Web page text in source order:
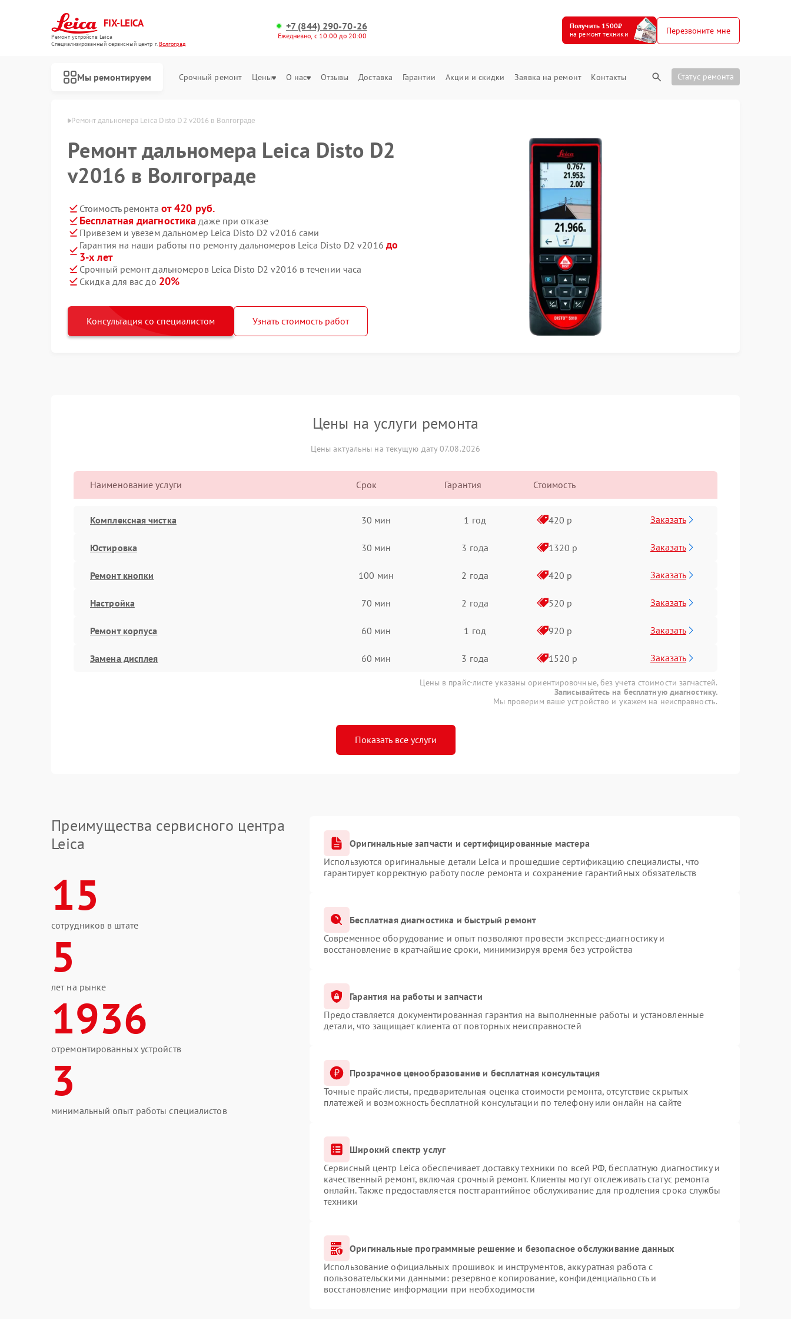
FIX-LEICA
Ремонт устройств Leica
Специализированный cервисный центр г.Волгоград
+7 (844) 290-70-26
Ежедневно, с 10:00 до 20:00
Получить 1500₽
на ремонт техники
Перезвоните мне
Мы ремонтируем Срочный ремонт Цены О нас Отзывы Доставка Гарантии Акции и скидки Заявка на ремонт Контакты Статус ремонта
Leica в Волгограде Ремонт дальномера Leica Disto D2 v2016 в Волгограде
Ремонт дальномера Leica Disto D2
v2016 в Волгограде
Стоимость ремонта от 420 руб.
Бесплатная диагностика даже при отказе
Привезем и увезем дальномер Leica Disto D2 v2016 сами
Гарантия на наши работы по ремонту дальномеров Leica Disto D2 v2016 до
3-х лет
Срочный ремонт дальномеров Leica Disto D2 v2016 в течении часа
Скидка для вас до 20%
Консультация со специалистом Узнать стоимость работ
Цены на услуги ремонта
Цены актуальны на текущую дату 07.08.2026
Наименование услуги Срок Гарантия Стоимость
Комплексная чистка 30 мин 1 год 420 р Заказать
Юстировка 30 мин 3 года 1320 р Заказать
Ремонт кнопки 100 мин 2 года 420 р Заказать
Настройка 70 мин 2 года 520 р Заказать
Ремонт корпуса 60 мин 1 год 920 р Заказать
Замена дисплея 60 мин 3 года 1520 р Заказать
Цены в прайс-листе указаны ориентировочные, без учета стоимости запчастей.
Записывайтесь на бесплатную диагностику.
Мы проверим ваше устройство и укажем на неисправность.
Показать все услуги
Преимущества сервисного центра
Leica
15
сотрудников в штате
5
лет на рынке
1936
отремонтированных устройств
3
минимальный опыт работы специалистов
Оригинальные запчасти и сертифицированные мастера
Используются оригинальные детали Leica и прошедшие сертификацию специалисты, что
гарантирует корректную работу после ремонта и сохранение гарантийных обязательств
Бесплатная диагностика и быстрый ремонт
Современное оборудование и опыт позволяют провести экспресс-диагностику и
восстановление в кратчайшие сроки, минимизируя время без устройства
Гарантия на работы и запчасти
Предоставляется документированная гарантия на выполненные работы и установленные
детали, что защищает клиента от повторных неисправностей
Прозрачное ценообразование и бесплатная консультация
Точные прайс-листы, предварительная оценка стоимости ремонта, отсутствие скрытых
платежей и возможность бесплатной консультации по телефону или онлайн на сайте
Широкий спектр услуг
Сервисный центр Leica обеспечивает доставку техники по всей РФ, бесплатную диагностику и
качественный ремонт, включая срочный ремонт. Клиенты могут отслеживать статус ремонта
онлайн. Также предоставляется постгарантийное обслуживание для продления срока службы
техники
Оригинальные программные решение и безопасное обслуживание данных
Использование официальных прошивок и инструментов, аккуратная работа с
пользовательскими данными: резервное копирование, конфиденциальность и
восстановление информации при необходимости